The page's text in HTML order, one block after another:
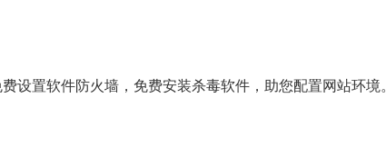
设置软件防火墙，免费安装杀毒软件，助您配置网站环境。